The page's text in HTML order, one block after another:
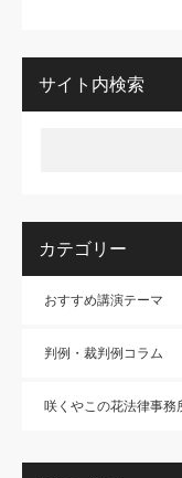
サイト内検索
カテゴリー
おすすめ講演テーマ
判例・裁判例コラム
咲くやこの花法律事務